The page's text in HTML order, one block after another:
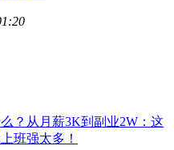
？从月薪3K到副业2W：这
班强太多！